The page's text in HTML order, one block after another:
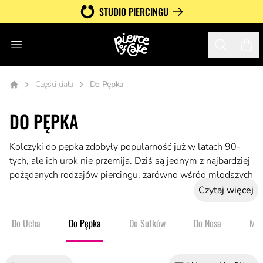
STUDIO PIERCINGU
Otwórz menu
Części ciała Do Pępka
DO PĘPKA
Kolczyki do pępka zdobyły popularność już w latach 90-
tych, ale ich urok nie przemija. Dziś są jednym z najbardziej
pożądanych rodzajów piercingu, zarówno wśród młodszych
dziewczyn, jak i dojrzałych kobiet. Kolczyk w pępku dodaje
i subtelnych ozdób ciała.
W Pierce of Cake oferujemy szeroką gamę kolczyków do
pępka, wyselekcjonowanych spośród najlepszych
Czytaj więcej
Do Ucha Do Pępka Do Sutków Do Nosa